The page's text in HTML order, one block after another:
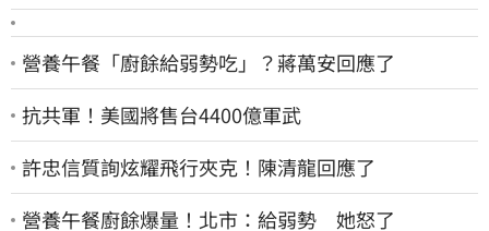
營養午餐「廚餘給弱勢吃」？蔣萬安回應了
抗共軍！美國將售台4400億軍武
許忠信質詢炫耀飛行夾克！陳清龍回應了
營養午餐廚餘爆量！北市：給弱勢 她怒了